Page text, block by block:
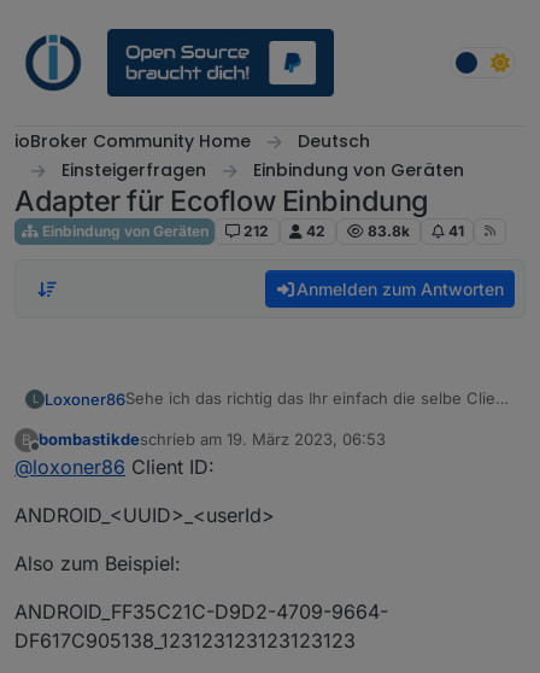
ioBroker Community Home
Deutsch
Einsteigerfragen
Einbindung von Geräten
Adapter für Ecoflow Einbindung
Einbindung von Geräten 212 42 83.8k 41
Anmelden zum Antworten
L Loxoner86Sehe ich das richtig das Ihr einfach die selbe Client
App Nuzt und per Script ausgelesen wird ?
Bei mir lief alles bis vor ein paar Tagen. Habe
hoffnungsvoll die ClientID eingetragen. Aber nach
B
Offline
bombastikdeschrieb am 19. März 2023, 06:53
zuletzt editiert von
@loxoner86 Client ID:
ANDROID_<UUID>_<userId>
Also zum Beispiel:
ANDROID_FF35C21C-D9D2-4709-9664-
DF617C905138_123123123123123123